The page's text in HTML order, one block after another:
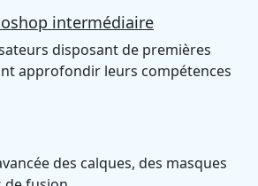
intermédiaire
disposant de premières
approfondir leurs compétences
des calques, des masques